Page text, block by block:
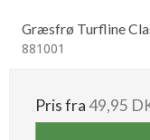
Græsfrø Turfline
881001
Pris fra 49,95